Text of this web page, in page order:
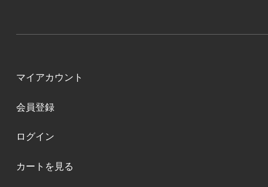
マイアカウント
会員登録
ログイン
カートを見る